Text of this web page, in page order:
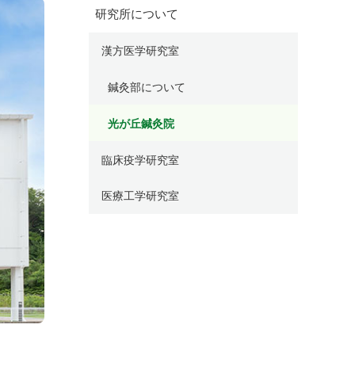
研究所について
漢方医学研究室
鍼灸部について
光が丘鍼灸院
臨床疫学研究室
医療工学研究室